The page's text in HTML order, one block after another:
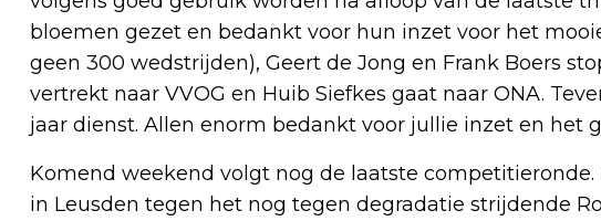
bloemen gezet en bedankt voor hun inzet voor het
geen 300 wedstrijden), Geert de Jong en Frank Boers
vertrekt naar VVOG en Huib Siefkes gaat naar ONA.
jaar dienst. Allen enorm bedankt voor jullie inzet en het
Komend weekend volgt nog de laatste
in Leusden tegen het nog tegen degradatie strijdende